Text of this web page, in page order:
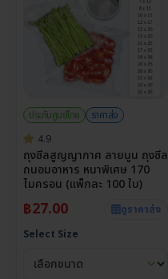
ประกันศูนย์ไทย
ราคาส่ง
4.9
ถุงซีลสูญญากาศ ลายนูน ถุงซีล
ถนอมอาหาร หนาพิเศษ 170
ไมครอน (แพ็กละ 100 ใบ)
฿27.00
ดูราคาส่ง
Select Size